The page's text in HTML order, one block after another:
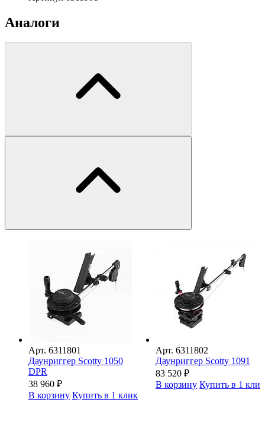
Аналоги
Арт. 6311801
Даунриггер Scotty 1050
DPR
38 960 ₽
В корзину Купить в 1 клик
Арт.6311802
Даунриггер Scotty 1091
83 520₽
В корзину Купить в 1 клик